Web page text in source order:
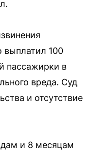
выплатил 100
пассажирки в
вреда. Суд
и отсутствие
и 8 месяцам